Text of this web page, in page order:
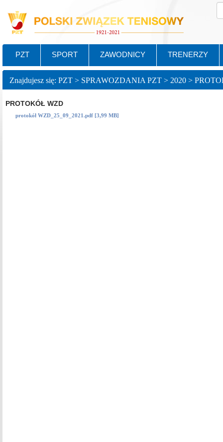
PZT SPORT ZAWODNICY TRENERZY
Znajdujesz się: PZT > SPRAWOZDANIA PZT > 2020 >
PROTOKÓŁ WZD
protokół WZD_25_09_2021.pdf [3,99 MB]